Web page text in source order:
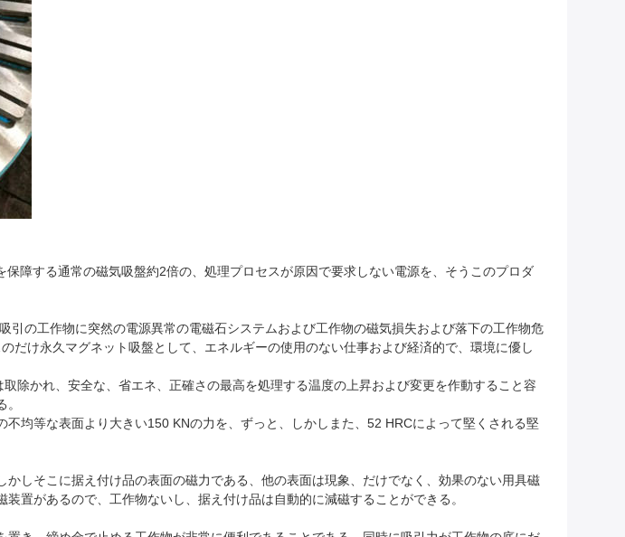
障する通常の磁気吸盤約2倍の、処理プロセスが原因で要求しない電源を、そうこのプロダ
の工作物に突然の電源異常の電磁石システムおよび工作物の磁気損失および落下の工作物危
け永久マグネット吸盤として、エネルギーの使用のない仕事および経済的で、環境に優し
除かれ、安全な、省エネ、正確さの最高を処理する温度の上昇および変更を作動すること容
均等な表面より大きい150 KNの力を、ずっと、しかしまた、52 HRCによって堅くされる堅
しそこに据え付け品の表面の磁力である、他の表面は現象、だけでなく、効果のない用具磁
置があるので、工作物ないし、据え付け品は自動的に減磁することができる。